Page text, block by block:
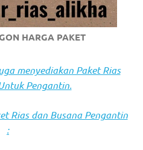
HARGA PAKET
menyediakan Paket Rias
Pengantin.
Rias dan Busana Pengantin
: